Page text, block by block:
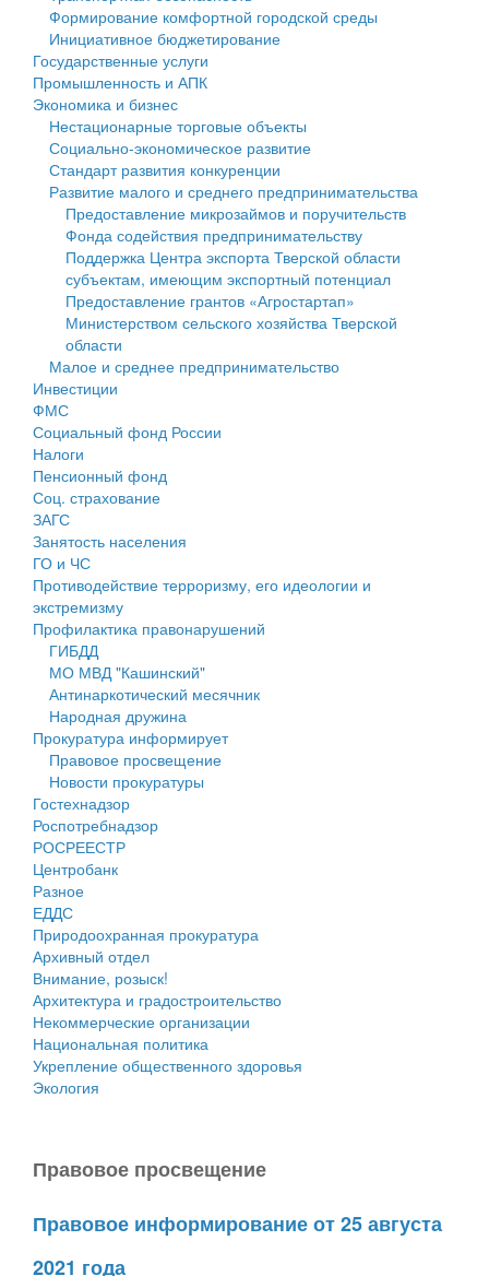
Государственные услуги
Промышленность и АПК
Экономика и бизнес
Символика
Устав
Гостям округа
Туризм
Культура
Образование
Здравоохранение
Социальная защита
Фотоальбом
муниципального округа Тверской области
Администрация Кашинского муниципального округа
Тверской области
Управление сельскими территориями
Открытые данные
Работа с обращениями граждан
Муниципальный контроль
Муниципальные услуги
Проекты административных регламентов
Антимонопольный комплаенс
Противодействие коррупции
Финансовое управление
Бюджет для граждан
Имущество
Выявление правообладателей ранее учтенных
объектов недвижимости
Имущественная поддержка субъектов малого и
среднего предпринимательства
Информационная поддержка субъектов малого и
среднего предпринимательства
Муниципальные программы
Контрольно-счетная палата
Персональные данные
Оценка регулирующего воздействия
Деятельность МУ
Нормативы градостроительного проектирования
Правила землепользования и застройки
Генеральные планы
Проекты планировки территории
Собрание депутатов
Городское поселение
Сельские поселения
Формирование комфортной городской среды
Инициативное бюджетирование
Государственные услуги
Промышленность и АПК
Экономика и бизнес
Нестационарные торговые объекты
Социально-экономическое развитие
Стандарт развития конкуренции
Развитие малого и среднего предпринимательства
Предоставление микрозаймов и поручительств
Фонда содействия предпринимательству
Поддержка Центра экспорта Тверской области
субъектам, имеющим экспортный потенциал
Предоставление грантов «Агростартап»
Министерством сельского хозяйства Тверской
области
Малое и среднее предпринимательство
Инвестиции
ФМС
Социальный фонд России
Налоги
Пенсионный фонд
Соц. страхование
ЗАГС
Занятость населения
ГО и ЧС
Противодействие терроризму, его идеологии и
экстремизму
Профилактика правонарушений
ГИБДД
МО МВД "Кашинский"
Антинаркотический месячник
Народная дружина
Прокуратура информирует
Правовое просвещение
Новости прокуратуры
Гостехнадзор
Роспотребнадзор
РОСРЕЕСТР
Центробанк
Разное
ЕДДС
Природоохранная прокуратура
Архивный отдел
Внимание, розыск!
Архитектура и градостроительство
Некоммерческие организации
Национальная политика
Укрепление общественного здоровья
Экология
Правовое просвещение
Правовое информирование от 25 августа
2021 года